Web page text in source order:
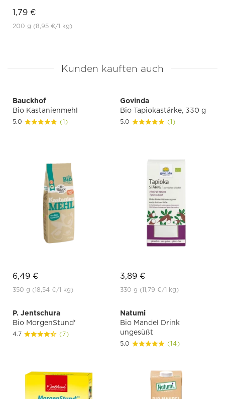
1,79 €
200 g (8,95 €/1 kg)
Kunden kauften auch
Bauckhof
Bio Kastanienmehl
5.0 (1)
6,49 €
350 g (18,54 €/1 kg)
Govinda
Bio Tapiokastärke, 330 g
5.0 (1)
3,89 €
330 g (11,79 €/1 kg)
P. Jentschura
Bio MorgenStund'
4.7 (7)
Natumi
Bio Mandel Drink
ungesüßt
5.0 (14)